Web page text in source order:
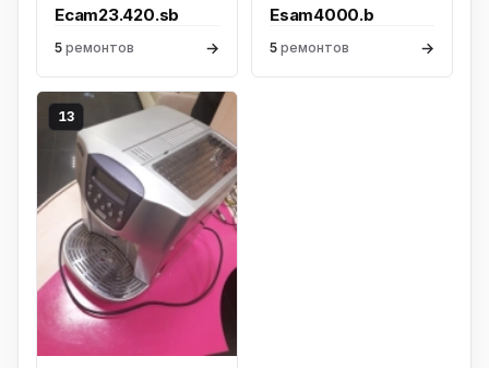
Ecam23.420.sb
5 ремонтов →
Esam4000.b
5 ремонтов →
13